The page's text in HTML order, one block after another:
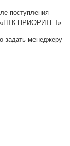
поступления
«ПТК ПРИОРИТЕТ».
задать менеджеру